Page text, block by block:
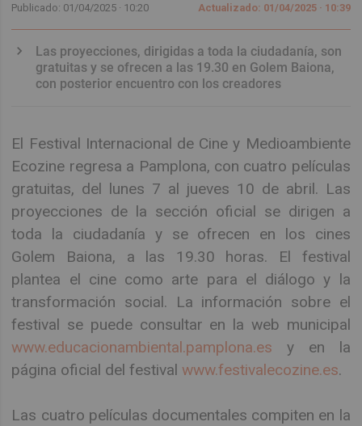
Publicado: 01/04/2025 · 10:20 Actualizado: 01/04/2025 · 10:39
Las proyecciones, dirigidas a toda la ciudadanía, son
gratuitas y se ofrecen a las 19.30 en Golem Baiona,
con posterior encuentro con los creadores
El Festival Internacional de Cine y Medioambiente
Ecozine regresa a Pamplona, con cuatro películas
gratuitas, del lunes 7 al jueves 10 de abril. Las
proyecciones de la sección oficial se dirigen a
toda la ciudadanía y se ofrecen en los cines
Golem Baiona, a las 19.30 horas. El festival
plantea el cine como arte para el diálogo y la
transformación social. La información sobre el
festival se puede consultar en la web municipal
www.educacionambiental.pamplona.es y en la
página oficial del festivalwww.festivalecozine.es.
Las cuatro películas documentales compiten en la